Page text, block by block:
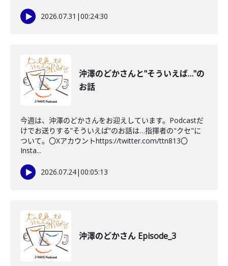
2026.07.31 |00:24:30
沖澤のどかさんと"そういえば…"の
お話
今週は、沖澤のどかさんをお迎えしています。Podcastだ
けでお送りする”そういえば”のお話は…指揮者の"クセ"に
ついて。〇Xアカウントhttps://twitter.com/ttn813〇
Insta...
2026.07.24|00:05:13
沖澤のどかさん Episode_3